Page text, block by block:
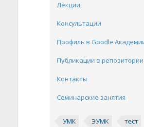
Лекции
Консультации
Профиль в Goodle
Публикации в
Контакты
Семинарские занятия
УМК ЭУМК
тест